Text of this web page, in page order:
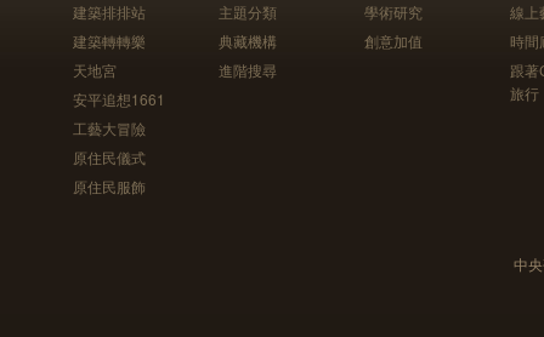
建築排排站
建築轉轉樂
天地宮
安平追想1661
工藝大冒險
原住民儀式
原住民服飾
主題分類
典藏機構
進階搜尋
學術研究
創意加值
線上
時間
跟
旅行
中